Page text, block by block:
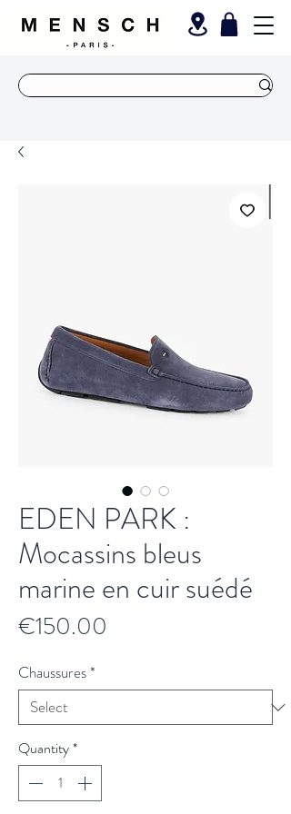
EDEN PARK :
Mocassins bleus
marine en cuir suédé
€150.00
Chaussures*
Quantity*